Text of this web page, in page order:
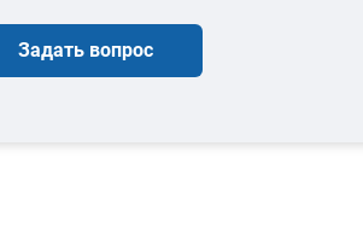
Задать вопрос